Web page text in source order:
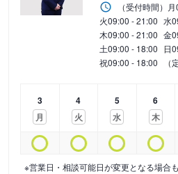
（受付時間） 月
火09:00 - 21:00 水
木09:00 - 21:00 金
土09:00 - 18:00 日
祝09:00 - 18:00 （
3
月
4
火
5
水
6
木
※営業日・相談可能日が変更となる場合